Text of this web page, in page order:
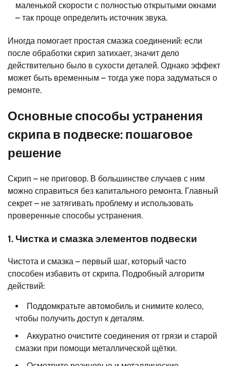
маленькой скорости с полностью открытыми окнами
– так проще определить источник звука.
Иногда помогает простая смазка соединений: если
после обработки скрип затихает, значит дело
действительно было в сухости деталей. Однако эффект
может быть временным – тогда уже пора задуматься о
ремонте.
Основные способы устранения
скрипа в подвеске: пошаговое
решение
Скрип – не приговор. В большинстве случаев с ним
можно справиться без капитального ремонта. Главный
секрет – не затягивать проблему и использовать
проверенные способы устранения.
1. Чистка и смазка элементов подвески
Чистота и смазка – первый шаг, который часто
способен избавить от скрипа. Подробный алгоритм
действий:
Поддомкратьте автомобиль и снимите колесо,
чтобы получить доступ к деталям.
Аккуратно очистите соединения от грязи и старой
смазки при помощи металлической щётки.